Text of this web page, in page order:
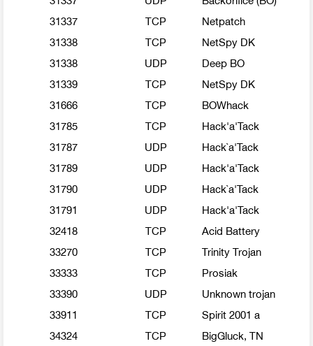
31337
TCP
Netpatch
31338
TCP
NetSpy DK
31338
UDP
Deep BO
31339
TCP
NetSpy DK
31666
TCP
BOWhack
31785
TCP
Hack'a'Tack
31787
UDP
Hack`a'Tack
31789
UDP
Hack'a'Tack
31790
UDP
Hack`a'Tack
31791
UDP
Hack'a'Tack
32418
TCP
Acid Battery
33270
TCP
Trinity Trojan
33333
TCP
Prosiak
33390
UDP
Unknown trojan
33911
TCP
Spirit 2001 a
34324
TCP
BigGluck, TN